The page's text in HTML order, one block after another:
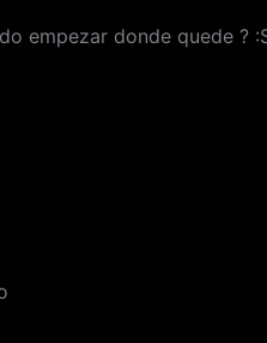
empezar donde quede ?